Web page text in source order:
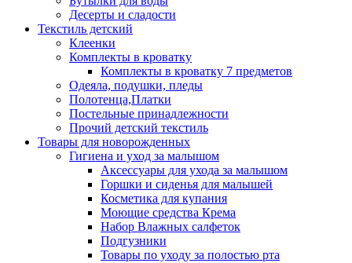
Десерты и сладости
Текстиль детский
Клеенки
Комплекты в кроватку
Комплекты в кроватку 7 предметов
Одеяла, подушки, пледы
Полотенца,Платки
Постельные принадлежности
Прочий детский текстиль
Товары для новорожденных
Гигиена и уход за малышом
Аксессуары для ухода за малышом
Горшки и сиденья для малышей
Косметика для купания
Моющие средства Крема
Набор Влажных салфеток
Подгузники
Товары по уходу за полостью рта